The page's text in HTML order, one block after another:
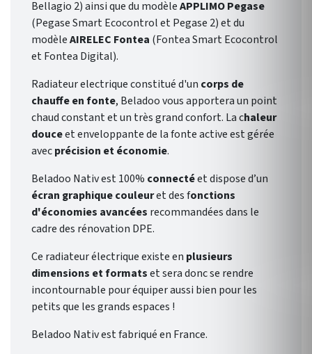
Bellagio 2) ainsi que du modèleAPPLIMO Pegase
(Pegase Smart Ecocontrol et Pegase 2) et du
modèleAIRELEC Fontea (Fontea Smart Ecocontrol
et Fontea Digital).
Radiateur electrique constitué d'un corps de
chauffe en fonte, Beladoo vous apportera un point
chaud constant et un très grand confort. La chaleur
douceet enveloppante de la fonte active est gérée
avecprécision et économie.
Beladoo Nativ est 100% connectéet dispose d’un
écran graphique couleuret des fonctions
d'économies avancées recommandées dans le
cadre des rénovation DPE.
Ce radiateur électrique existe en plusieurs
dimensions et formatset sera donc se rendre
incontournable pour équiper aussi bien pour les
petits que les grands espaces !
Beladoo Nativ est fabriqué en France.